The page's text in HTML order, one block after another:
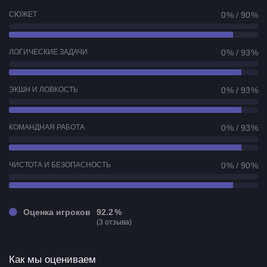
СЮЖЕТ 0 % / 90 %
ЛОГИЧЕСКИЕ ЗАДАЧИ 0 % / 93 %
ЭКШН И ЛОВКОСТЬ 0 % / 93 %
КОМАНДНАЯ РАБОТА 0 % / 93 %
ЧИСТОТА И БЕЗОПАСНОСТЬ 0 % / 90 %
Оценка игроков 92.2 %
(3 отзыва)
Как мы оцениваем